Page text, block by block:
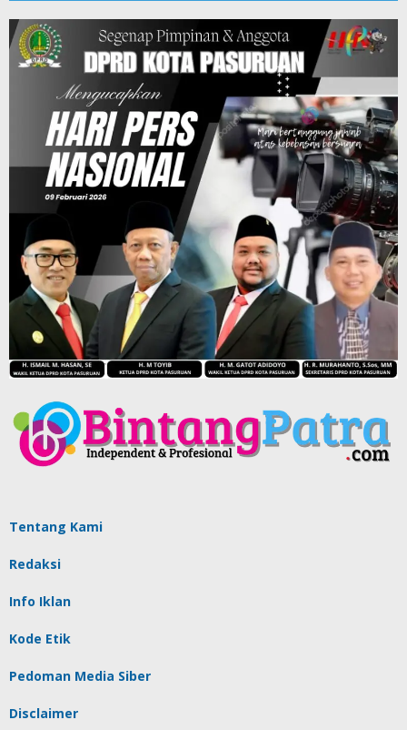
Tentang Kami
Redaksi
Info Iklan
Kode Etik
Pedoman Media Siber
Disclaimer